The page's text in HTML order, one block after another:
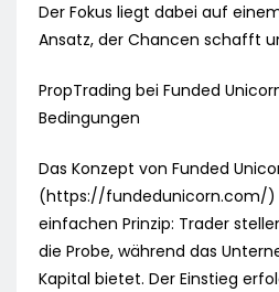
Der Fokus liegt dabei auf
Ansatz, der Chancen schafft
PropTrading bei Funded
Bedingungen
Das Konzept von Funded
(https://fundedunicorn.com/)
einfachen Prinzip: Trader
die Probe, während das
Kapital bietet. Der Einstieg